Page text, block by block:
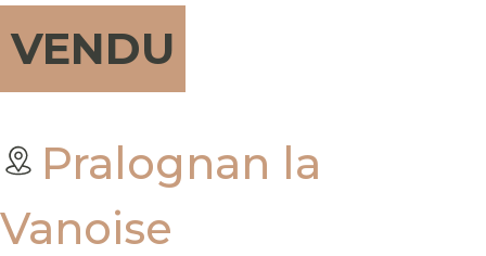
VENDU
Pralognan la
Vanoise